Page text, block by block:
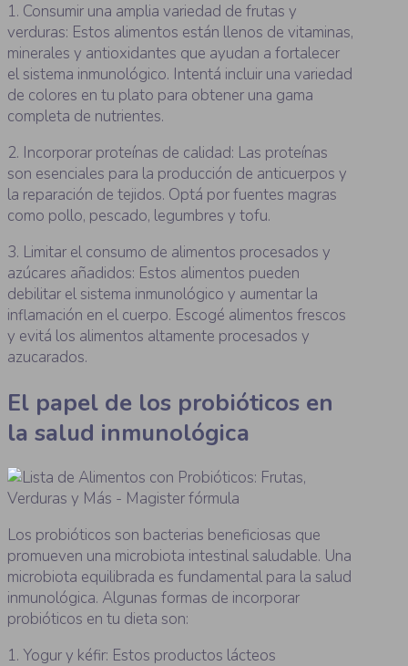
1. Consumir una amplia variedad de frutas y
verduras: Estos alimentos están llenos de vitaminas,
minerales y antioxidantes que ayudan a fortalecer
el sistema inmunológico. Intentá incluir una variedad
de colores en tu plato para obtener una gama
completa de nutrientes.
2. Incorporar proteínas de calidad: Las proteínas
son esenciales para la producción de anticuerpos y
la reparación de tejidos. Optá por fuentes magras
como pollo, pescado, legumbres y tofu.
3. Limitar el consumo de alimentos procesados y
azúcares añadidos: Estos alimentos pueden
debilitar el sistema inmunológico y aumentar la
inflamación en el cuerpo. Escogé alimentos frescos
y evitá los alimentos altamente procesados y
azucarados.
El papel de los probióticos en
la salud inmunológica
Los probióticos son bacterias beneficiosas que
promueven una microbiota intestinal saludable. Una
microbiota equilibrada es fundamental para la salud
inmunológica. Algunas formas de incorporar
probióticos en tu dieta son:
1. Yogur y kéfir: Estos productos lácteos